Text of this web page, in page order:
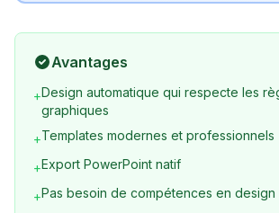
Avantages
+Design automatique qui respecte les
graphiques
+Templates modernes et professionnels
+Export PowerPoint natif
+Pas besoin de compétences en design